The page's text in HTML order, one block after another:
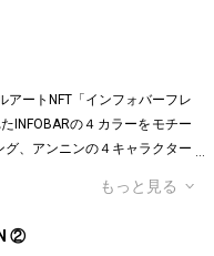
ートNFT「インフォバーフレ
INFOBARの４カラーをモチー
、アンニンの４キャラクター
異なるaDp20thロゴ入り特別
合わせパターンは3,200種類
もっと見る
②